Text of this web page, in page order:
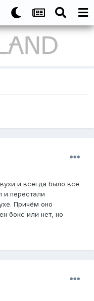
и всегда было всё
и перестали
Причём оно
бокс или нет, но